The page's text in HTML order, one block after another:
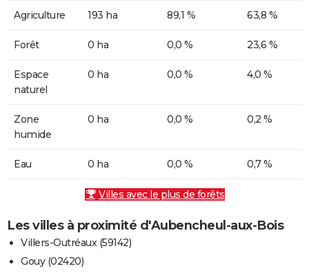
Agriculture 193 ha 89,1 % 63,8 %
Forêt 0 ha 0,0 % 23,6 %
Espace
naturel
0 ha 0,0 % 4,0 %
Zone
humide
0 ha 0,0 % 0,2 %
Eau 0 ha 0,0 % 0,7 %
Villes avec le plus de forêts
Les villes à proximité d'Aubencheul-aux-Bois
Villers-Outréaux (59142)
Gouy (02420)